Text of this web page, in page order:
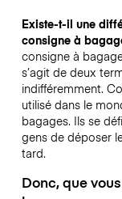
Existe-t-il une
consigne à
consigne à
s’agit de deux
indifféremment.
utilisé dans le
bagages. Ils se
gens de déposer
tard.
Donc, que